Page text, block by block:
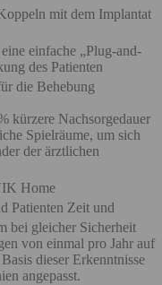
mit dem Implantat
einfache „Plug-and-
des Patienten
die Behebung
kürzere Nachsorgedauer
Spielräume, um sich
der ärztlichen
Home
Patienten Zeit und
bei gleicher Sicherheit
von einmal pro Jahr auf
dieser Erkenntnisse
angepasst.